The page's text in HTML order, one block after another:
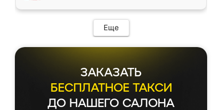
Еще
ЗАКАЗАТЬ
БЕСПЛАТНОЕ ТАКСИ
ДО НАШЕГО САЛОНА